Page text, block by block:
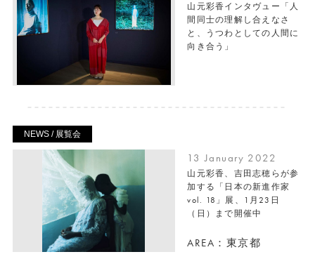
山元彩香インタヴュー「人
間同士の理解し合えなさ
と、うつわとしての人間に
向き合う」
NEWS / 展覧会
13 January 2022
山元彩香、吉田志穂らが参
加する「日本の新進作家
vol. 18」展、1月23日
（日）まで開催中
AREA：東京都